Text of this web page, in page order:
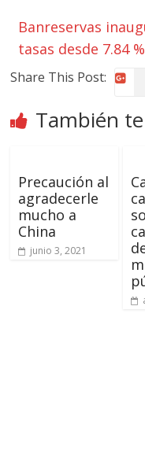
Banreservas
tasas desde 7.84 %
Share This Post:
También
Precaución al
agradecerle
mucho a
China
junio 3, 2021